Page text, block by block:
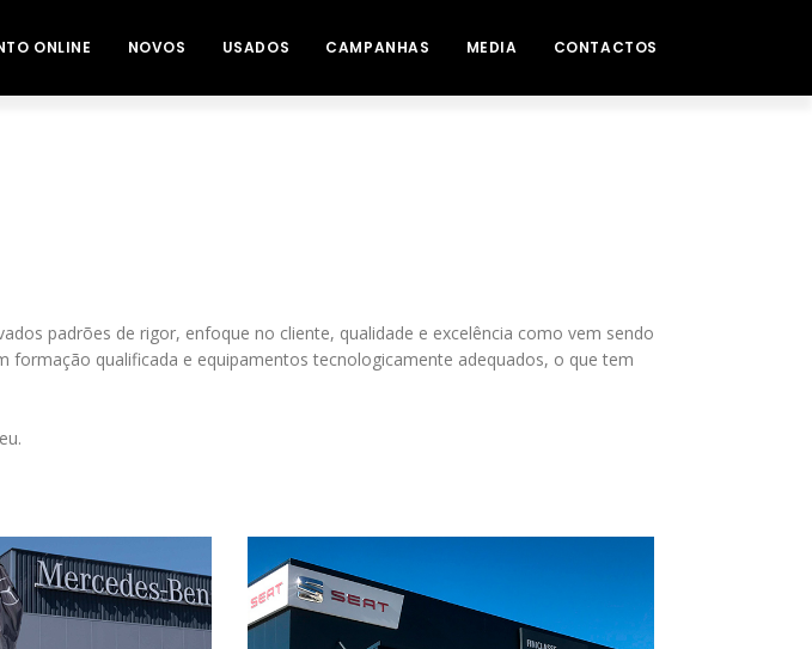
ONLINE NOVOS USADOS CAMPANHAS MEDIA CONTACTOS
padrões de rigor, enfoque no cliente, qualidade e excelência como vem sendo
qualificada e equipamentos tecnologicamente adequados, o que tem